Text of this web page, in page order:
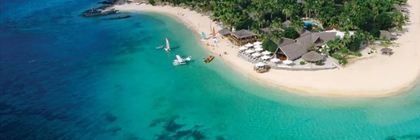
アメリカ・カナダ
中南米・カリブ海
モルディブ・他インド洋
スウェーデン
デンマーク ノルウェー
ラトビア
リトアニア ギリシャ
スロヴェニア
モンテネグロ ブルガリア
北マケドニア
ボスニア・ヘルツェゴビナ